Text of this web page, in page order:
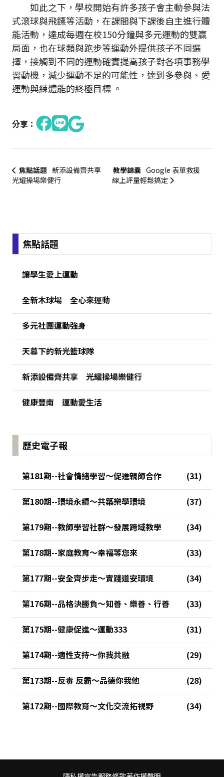
如此之下，學校開始有許多孩子會主動參與法
式滾球與飛鏢等活動，在課間與下課後自主進行體
能活動，達成每週在校150分鐘與多元運動的雙贏
局面，也在球類與跑步等運動外提供孩子不同選
擇，接觸到不同的運動確實提高孩子對各項事務學
習動機，減少運動不足的可能性，達到多參與、愛
運動與練體能的終極目標 。
分享：
焦點話題 新添設備齊共享
光耀操場樂健行
教學錦囊 Google 表單救援
線上評量輕鬆搞定
焦點話題
讓學生愛上運動
全新木球場 全心來運動
多元社團運動強身
天幕下的新光籃球隊
新添設備齊共享 光耀操場樂健行
健康豐南 運動愛生活
歷史電子報
第181期--社會情緒學習～促進親師合作
第180期--環境永續～共築樂學環境
第179期--教師學習社群～發展跨域教學
第178期--家庭教育～幸福等您來
第177期--安全齊步走～實踐道安環境
第176期--品格決勝負～知善、樂善、行善
第175期--健康促進～運動333
第174期--適性支持～你我共融
第173期--反毒 反霸～品德你我他
第172期--國際教育～文化交流拓視野